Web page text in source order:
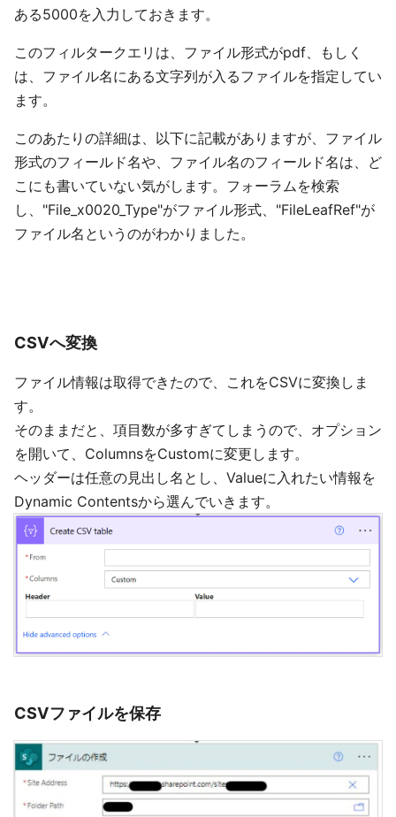
ある5000を入力しておきます。
このフィルタークエリは、ファイル形式がpdf、もしく
は、ファイル名にある文字列が入るファイルを指定してい
ます。
このあたりの詳細は、以下に記載がありますが、ファイル
形式のフィールド名や、ファイル名のフィールド名は、ど
こにも書いていない気がします。フォーラムを検索
し、"File_x0020_Type"がファイル形式、"FileLeafRef"が
ファイル名というのがわかりました。
CSVへ変換
ファイル情報は取得できたので、これをCSVに変換しま
す。
そのままだと、項目数が多すぎてしまうので、オプション
を開いて、ColumnsをCustomに変更します。
ヘッダーは任意の見出し名とし、Valueに入れたい情報を
Dynamic Contentsから選んでいきます。
CSVファイルを保存